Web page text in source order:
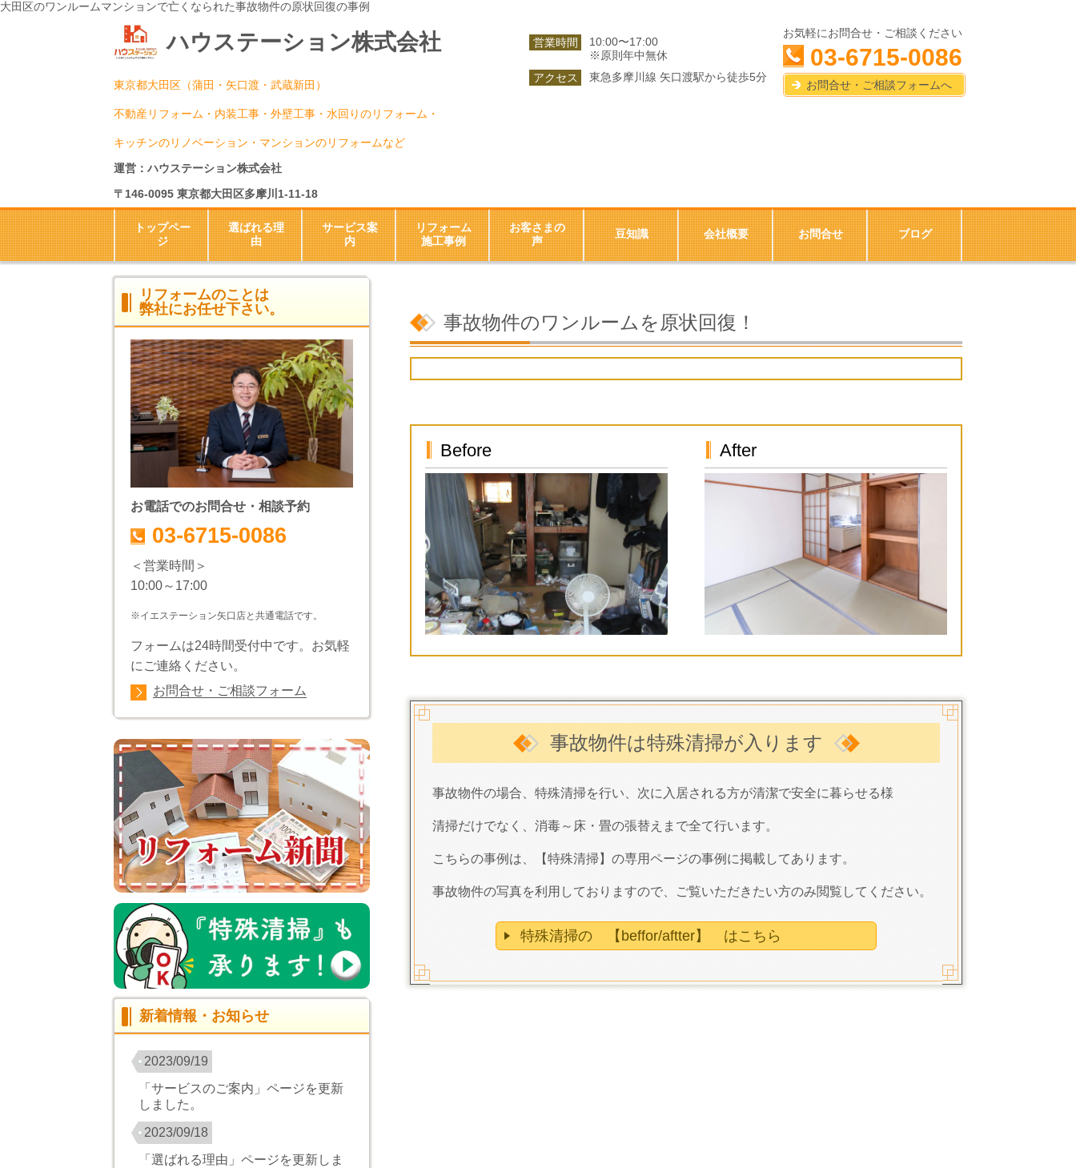
大田区のワンルームマンションで亡くなられた事故物件の原状回復の事例
ハウステーション株式会社
東京都大田区（蒲田・矢口渡・武蔵新田）
不動産リフォーム・内装工事・外壁工事・水回りのリフォーム・
キッチンのリノベーション・マンションのリフォームなど
運営：ハウステーション株式会社
〒146-0095 東京都大田区多摩川1-11-18
営業時間
10:00〜17:00
※原則年中無休
アクセス
東急多摩川線 矢口渡駅から徒歩5分
お気軽にお問合せ・ご相談ください
03-6715-0086
お問合せ・ご相談フォームへ
トップペー
ジ
選ばれる理
由
サービス案
内
リフォーム
施工事例
お客さまの
声
豆知識 会社概要 お問合せ ブログ
事故物件のワンルームを原状回復！
Before After
事故物件は特殊清掃が入ります
事故物件の場合、特殊清掃を行い、次に入居される方が清潔で安全に暮らせる様
清掃だけでなく、消毒～床・畳の張替えまで全て行います。
こちらの事例は、【特殊清掃】の専用ページの事例に掲載してあります。
事故物件の写真を利用しておりますので、ご覧いただきたい方のみ閲覧してください。
特殊清掃の 【beffor/aftter】 はこちら
リフォームのことは
弊社にお任せ下さい。
お電話でのお問合せ・相談予約
03-6715-0086
＜営業時間＞
10:00～17:00
※イエステーション矢口店と共通電話です。
フォームは24時間受付中です。お気軽
にご連絡ください。
お問合せ・ご相談フォーム
新着情報・お知らせ
2023/09/19
「サービスのご案内」ページを更新
しました。
2023/09/18
「選ばれる理由」ページを更新しま